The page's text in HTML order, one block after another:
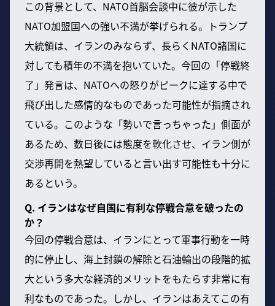
この背景として、NATO首脳会談中に彼が示した
NATO加盟国への強い不満が挙げられる。トランプ
大統領は、イランのみならず、長らくNATO諸国に
対しても積年の不満を抱いていた。今回の「停戦終
了」発言は、NATOへの怒りがピークに達する中で
飛び出した感情的なものであった可能性が指摘され
ている。このような「勢いで言っちゃった」側面が
あるため、数日後には態度を軟化させ、イラン側が
交渉再開を熱望していると言い出す可能性も十分に
あるという。
Q. イランはなぜ自国に有利な停戦合意を破ったの
か？
今回の停戦合意は、イランにとって軍事行動を一時
的に停止し、海上封鎖の解除と石油輸出の段階的拡
大という多大な経済的メリットをもたらす非常に有
利なものであった。しかし、イランはあえてこの有